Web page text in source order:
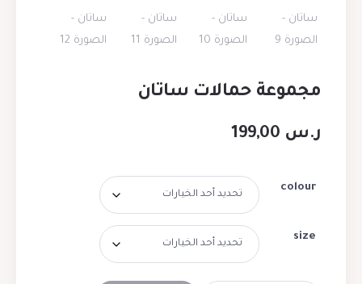
مجموعة حمالات ساتان
ر.س
colour
size